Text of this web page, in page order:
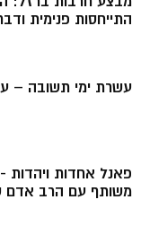
התייחסות פנימית
עשרת ימי תשובה –
פאנל אחדות ויהדות
משותף עם הרב אדם